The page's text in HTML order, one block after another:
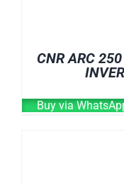
CNR ARC
Buy via